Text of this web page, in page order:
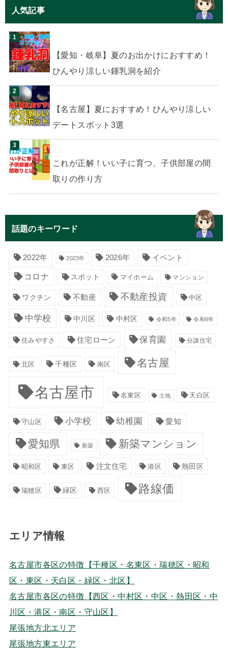
人気記事
【愛知・岐阜】夏のお出かけにおすすめ！
ひんやり涼しい鍾乳洞を紹介
【名古屋】夏におすすめ！ひんやり涼しい
デートスポット3選
これが正解！いい子に育つ、子供部屋の間
取りの作り方
話題のキーワード
2022年 2023年 2026年 イベント
コロナ スポット マイホーム マンション
ワクチン 不動産 不動産投資 中区
中学校 中川区 中村区 令和5年 令和6年
住みやすさ 住宅ローン 保育園 分譲住宅
北区 千種区 南区 名古屋
名古屋市 名東区 土地 天白区
守山区 小学校 幼稚園 愛知
愛知県 新築 新築マンション
昭和区 東区 注文住宅 港区 熱田区
瑞穂区 緑区 西区 路線価
エリア情報
名古屋市各区の特徴【千種区・名東区・瑞穂区・昭和
区・東区・天白区・緑区・北区】
名古屋市各区の特徴【西区・中村区・中区・熱田区・中
川区・港区・南区・守山区】
尾張地方北エリア
尾張地方東エリア